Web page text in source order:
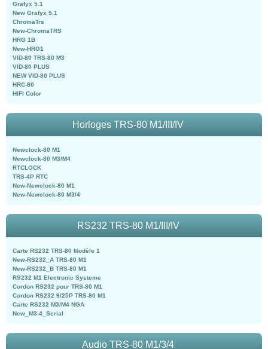
Grafyx 5.1
New Grafyx 5.1
ChromaTrs
New-ChromaTRS
HRG 1B
New-HRG1
VID-80 TRS-80 M3
VID-80 PLUS
NEW VID-80 PLUS
HRC-80
HIFI Color
Horloges TRS-80 M1/III/IV
Newclock-80 M1
Newclock-80 M3/M4
RTCLOCK
TRS-4P RTC
New-Newclock-80 M1
New-Newclock-80 M3/4
RS232 TRS-80 M1/III/IV
Carte RS232 TRS-80 Modèle 1
New-RS232_A TRS-80 M1
New-RS232_B TRS-80 M1
RS232 M1 Electronic Systeme
Cordon RS232 pour TRS-80 M1
Cordon RS232 9/25P TRS-80 M1
Carte RS232 M3/M4 NGA
New_M3-4_Serial
Audio TRS-80 M1/3/4